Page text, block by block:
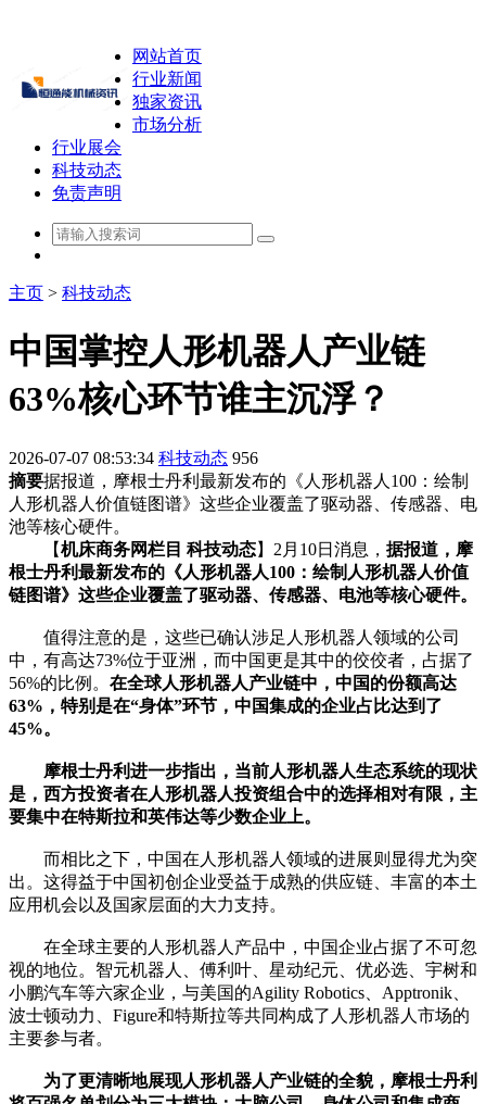
网站首页
行业新闻
独家资讯
市场分析
行业展会
科技动态
免责声明
主页 > 科技动态
中国掌控人形机器人产业链
63%核心环节谁主沉浮？
2026-07-07 08:53:34 科技动态 956
摘要据报道，摩根士丹利最新发布的《人形机器人100：绘制
人形机器人价值链图谱》这些企业覆盖了驱动器、传感器、电
池等核心硬件。
【机床商务网栏目 科技动态】2月10日消息， 据报道，摩
根士丹利最新发布的《人形机器人100：绘制人形机器人价值
链图谱》这些企业覆盖了驱动器、传感器、电池等核心硬件。
值得注意的是，这些已确认涉足人形机器人领域的公司
中，有高达73%位于亚洲，而中国更是其中的佼佼者，占据了
56%的比例。 在全球人形机器人产业链中，中国的份额高达
63%，特别是在“身体”环节，中国集成的企业占比达到了
45%。
摩根士丹利进一步指出，当前人形机器人生态系统的现状
是，西方投资者在人形机器人投资组合中的选择相对有限，主
要集中在特斯拉和英伟达等少数企业上。
而相比之下，中国在人形机器人领域的进展则显得尤为突
出。这得益于中国初创企业受益于成熟的供应链、丰富的本土
应用机会以及国家层面的大力支持。
在全球主要的人形机器人产品中，中国企业占据了不可忽
视的地位。智元机器人、傅利叶、星动纪元、优必选、宇树和
小鹏汽车等六家企业，与美国的Agility Robotics、Apptronik、
波士顿动力、Figure和特斯拉等共同构成了人形机器人市场的
主要参与者。
为了更清晰地展现人形机器人产业链的全貌，摩根士丹利